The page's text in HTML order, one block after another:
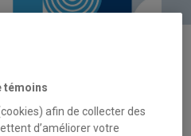
la diversité
témoins
afin de collecter des
d’améliorer votre